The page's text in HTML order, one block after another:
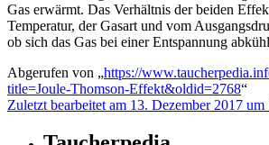
Gas erwärmt. Das Verhältnis der beiden
Temperatur, der Gasart und vom
ob sich das Gas bei einer Entspannung
Abgerufen von „https://
title=Joule-Thomson-Effekt&oldid=2768“
Zuletzt bearbeitet am 13. Dezember 2017 um